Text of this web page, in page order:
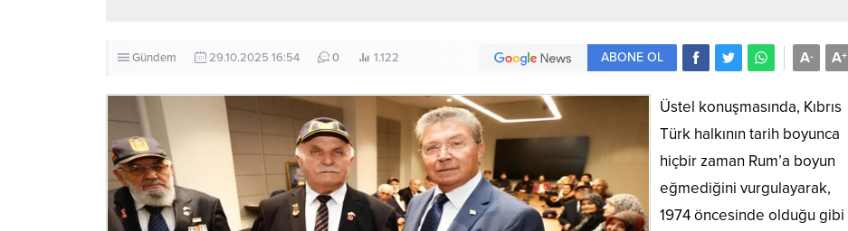
Gündem 29.10.2025 16:54 0 1.122 A+
A-
ABONE OL
Üstel konuşmasında, Kıbrıs
Türk halkının tarih boyunca
hiçbir zaman Rum’a boyun
eğmediğini vurgulayarak,
1974 öncesinde olduğu gibi